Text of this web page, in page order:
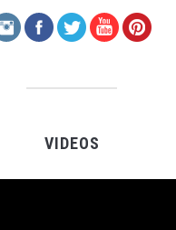
VIDEOS